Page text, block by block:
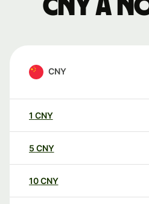
CNY a
CNY
1 CNY
5 CNY
10CNY